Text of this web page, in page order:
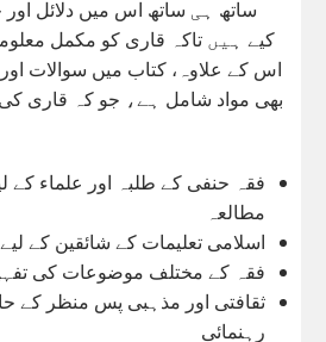
ساتھ ہی ساتھ اس میں دلائل
کیے ہیں تاکہ قاری کو مکمل
اس کے علاوہ، کتاب میں سوالات
بھی مواد شامل ہے، جو کہ قاری کی
فقہ حنفی کے طلبہ اور علماء کے
مطالعہ
اسلامی تعلیمات کے شائقین کے
فقہ کے مختلف موضوعات کی
ثقافتی اور مذہبی پس منظر کے
رہنمائی